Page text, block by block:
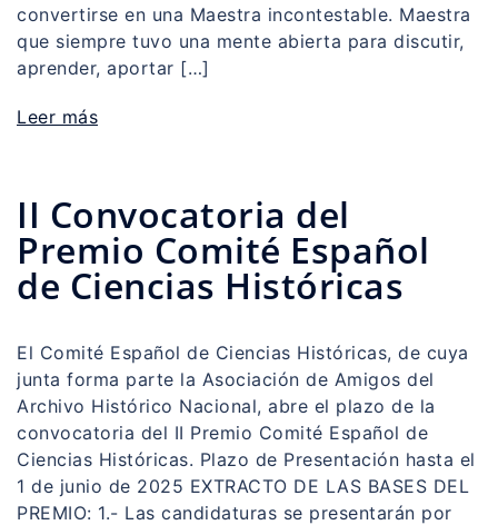
convertirse en una Maestra incontestable. Maestra
que siempre tuvo una mente abierta para discutir,
aprender, aportar […]
Leer más
II Convocatoria del
Premio Comité Español
de Ciencias Históricas
El Comité Español de Ciencias Históricas, de cuya
junta forma parte la Asociación de Amigos del
Archivo Histórico Nacional, abre el plazo de la
convocatoria del II Premio Comité Español de
Ciencias Históricas. Plazo de Presentación hasta el
1 de junio de 2025 EXTRACTO DE LAS BASES DEL
PREMIO: 1.- Las candidaturas se presentarán por